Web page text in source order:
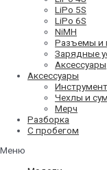
LiPo 5S
LiPo 6S
NiMH
Разъемы и
Зарядные
Аксессуары
Аксессуары
Чехлы и
Мерч
Разборка
С пробегом
Меню